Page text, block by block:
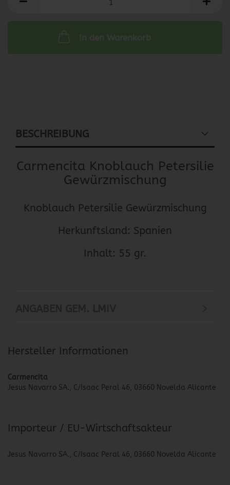
In den Warenkorb
BESCHREIBUNG
Carmencita Knoblauch Petersilie
Gewürzmischung
Knoblauch Petersilie Gewürzmischung
Herkunftsland: Spanien
Inhalt: 55 gr.
Hersteller Informationen
Carmencita
Jesus Navarro SA., C/Isaac Peral 46, 03660 Novelda Alicante
Importeur / EU-Wirtschaftsakteur
Jesus Navarro SA., C/Isaac Peral 46, 03660 Novelda Alicante